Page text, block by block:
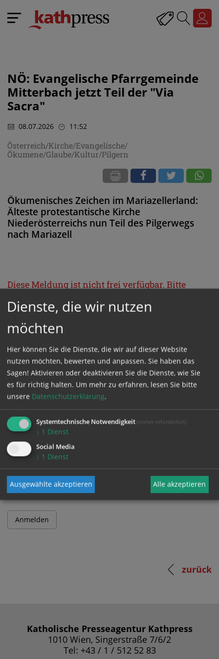
NÖ: Evangelische Pfarrgemeinde
Mitterbach jetzt Teil der "Via
Sacra"
08.07.2026 11:52
Österreich/Kirche/Evangelische/
Ökumene/Glaube/Kultur/Pilgern
Ökumenisches Zeichen im Mariazellerland:
Älteste protestantische Kirche
Niederösterreichs nun Teil des Pilgerwegs
nach Mariazell
Diese Meldung ist nicht frei verfügbar. Bitte
loggen Sie sich ein, oder bestellen Sie das
ProduktKathpress_online.
GESCHÜTZTER BEREICH
Bitte melden Sie sich mit Ihrem Benutzernamen
und Passwort an.
Benutzername
zurück
Katholische Presseagentur Kathpress
1010 Wien, Singerstraße 7/6/2
Tel: +43 / 1 / 512 52 83
Dienste, die wir nutzen
möchten
Hier können Sie die Dienste, die wir auf dieser Website
nutzen möchten, bewerten und anpassen. Sie haben das
Sagen! Aktivieren oder deaktivieren Sie die Dienste, wie Sie
es für richtig halten. Um mehr zu erfahren, lesen Sie bitte
unsere Datenschutzerklärung.
Systemtechnische Notwendigkeit (immer erforderlich)
↓ 1 Dienst
Social Media
↓ 1 Dienst
Ausgewählte akzeptieren Alle akzeptieren